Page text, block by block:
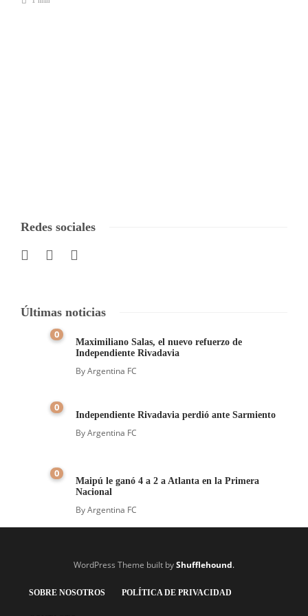
Redes sociales
Últimas noticias
0
Maximiliano Salas, el nuevo refuerzo de
Independiente Rivadavia
ByArgentina FC
0
Independiente Rivadavia perdió ante Sarmiento
ByArgentina FC
0
Maipú le ganó 4 a 2 a Atlanta en la Primera
Nacional
ByArgentina FC
WordPress Theme built byShufflehound.
SOBRE NOSOTROS POLÍTICA DE PRIVACIDAD